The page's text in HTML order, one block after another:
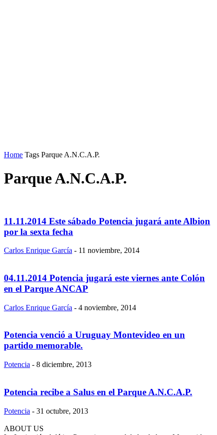
Home Tags Parque A.N.C.A.P.
Parque A.N.C.A.P.
11.11.2014 Este sábado Potencia jugará ante Albion
por la sexta fecha
Carlos Enrique García - 11 noviembre, 2014
04.11.2014 Potencia jugará este viernes ante Colón
en el Parque ANCAP
Carlos Enrique García - 4 noviembre, 2014
Potencia venció a Uruguay Montevideo en un
partido memorable.
Potencia - 8 diciembre, 2013
Potencia recibe a Salus en el Parque A.N.C.A.P.
Potencia - 31 octubre, 2013
ABOUT US